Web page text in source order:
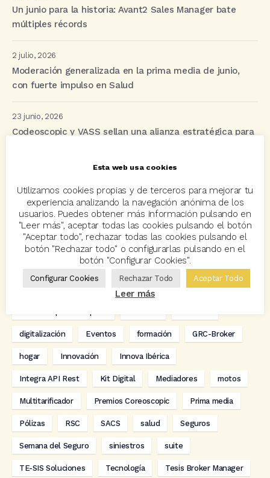
Un junio para la historia: Avant2 Sales Manager bate
múltiples récords
2 julio, 2026
Moderación generalizada en la prima media de junio,
con fuerte impulso en Salud
23 junio, 2026
Codeoscopic y VASS sellan una alianza estratégica para
Etiquetas
acuerdo Acuerdos Allianz asisa autos
Avant2 Sales Manager ayudas Bcover
Codeoscopic Codeoscopic Academy
digitalización Eventos formación GRC-Broker
hogar Innovación Innova Ibérica
Integra API Rest Kit Digital Mediadores motos
Multitarificador Premios Coreoscopic Prima media
Pólizas RSC SACS salud Seguros
Semana del Seguro siniestros suite
TE-SIS Soluciones Tecnología Tesis Broker Manager
Esta web usa cookies
Utilizamos cookies propias y de terceros para mejorar tu
experiencia analizando la navegación anónima de los
usuarios. Puedes obtener más información pulsando en
"Leer más", aceptar todas las cookies pulsando el botón
"Aceptar todo", rechazar todas las cookies pulsando el
botón "Rechazar todo" o configurarlas pulsando en el
botón "Configurar Cookies".
Configurar Cookies Rechazar Todo Aceptar Todo
Leer más